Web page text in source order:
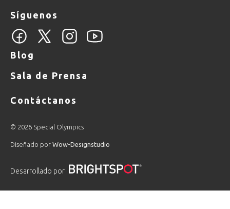
Síguenos
Blog
Sala de Prensa
Contáctanos
© 2026 Special Olympics
Diseñado por Wow-Designstudio
Desarrollado por